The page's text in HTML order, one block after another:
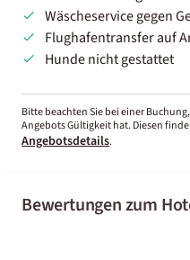
Wäscheservice gegen
Flughafentransfer auf
Hunde nicht gestattet
Bitte beachten Sie bei einer
Angebots Gültigkeit hat. Diesen
Angebotsdetails.
Bewertungen zum